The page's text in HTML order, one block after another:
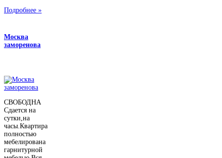
Подробнее »
Москва
заморенова
СВОБОДНА
Сдается на
сутки,на
часы.Квартира
полностью
мебелирована
гарнитурной